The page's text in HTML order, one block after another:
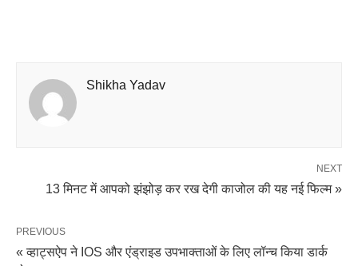
Shikha Yadav
NEXT
13 मिनट में आपको झंझोड़ कर रख देगी काजोल की यह नई फिल्म »
PREVIOUS
« व्हाट्सऐप ने IOS और एंड्राइड उपभाक्ताओं के लिए लॉन्च किया डार्क